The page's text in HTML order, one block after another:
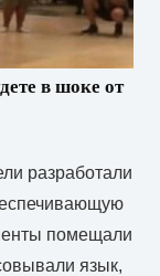
в шоке от
разработали
помещали
язык,